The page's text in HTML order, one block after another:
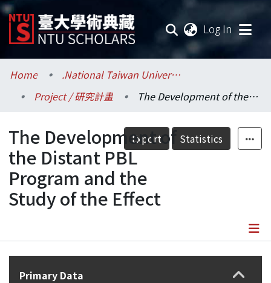
Log In
Communities & Collections
Research Outputs
Fundings & Projects
Researchers
Organizations
Home
.National Taiwan University / 國立臺灣大學
Project / 研究計畫
The Development of the Distant PBL Program and the Study of the Effect
Export Statistics
The Development of
the Distant PBL
Program and the
Study of the Effect
Details
Primary Data